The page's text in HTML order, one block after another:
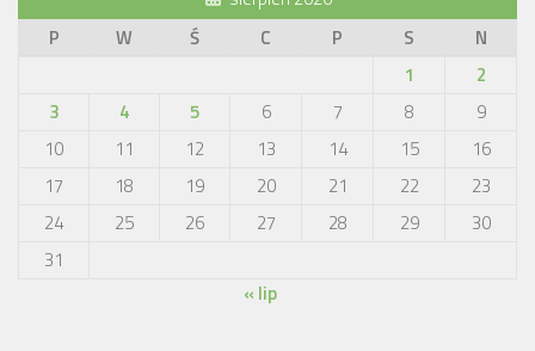
P
W Ś C P S
N
1
2
3
4 5 6 7 8
9
10
11 12 13 14 15
16
17
18 19 20 21 22
23
24
25 26 27 28 29
30
31
« lip